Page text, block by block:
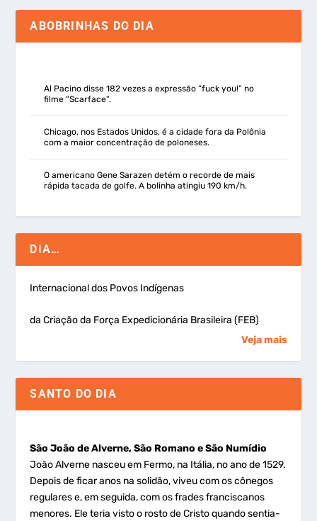
ABOBRINHAS DO DIA
Al Pacino disse 182 vezes a expressão “fuck you!” no
filme “Scarface”.
Chicago, nos Estados Unidos, é a cidade fora da Polônia
com a maior concentração de poloneses.
O americano Gene Sarazen detém o recorde de mais
rápida tacada de golfe. A bolinha atingiu 190 km/h.
DIA…
Internacional dos Povos Indígenas
da Criação da Força Expedicionária Brasileira (FEB)
Veja mais
SANTO DO DIA
São João de Alverne, São Romano e São Numídio
João Alverne nasceu em Fermo, na Itália, no ano de 1529.
Depois de ficar anos na solidão, viveu com os cônegos
regulares e, em seguida, com os frades franciscanos
menores. Ele teria visto o rosto de Cristo quando sentia-